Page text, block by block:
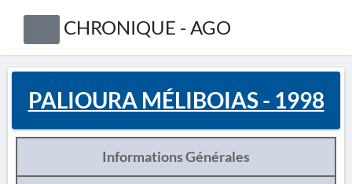
CHRONIQUE - AGO
PALIOURA MÉLIBOIAS - 1998
Informations Générales